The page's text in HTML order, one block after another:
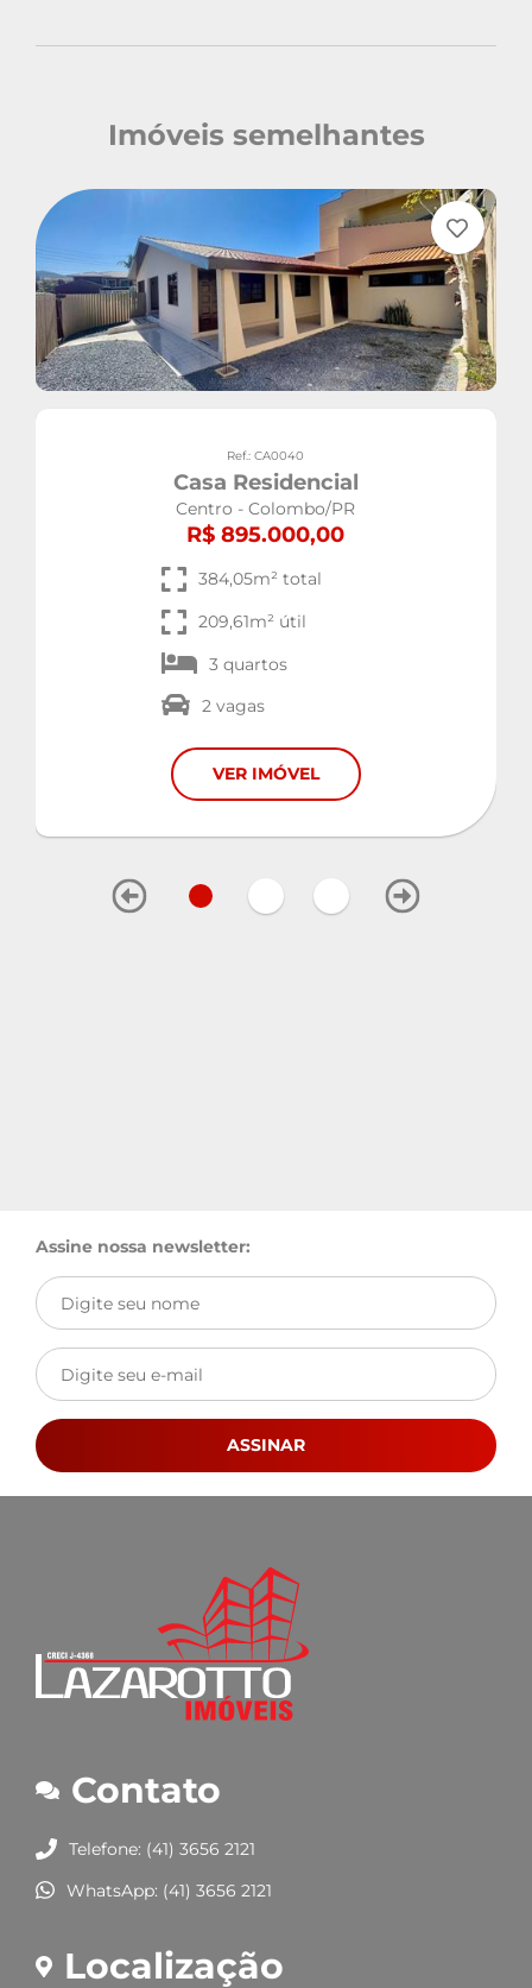
Imóveis semelhantes
Ref.: CA0040
Casa Residencial
Centro - Colombo/PR
R$ 895.000,00
384,05m² total
209,61m² útil
3 quartos
2 vagas
VER IMÓVEL
Assine nossa newsletter:
ASSINAR
Contato
Telefone: (41) 3656 2121
WhatsApp: (41) 3656 2121
Localização